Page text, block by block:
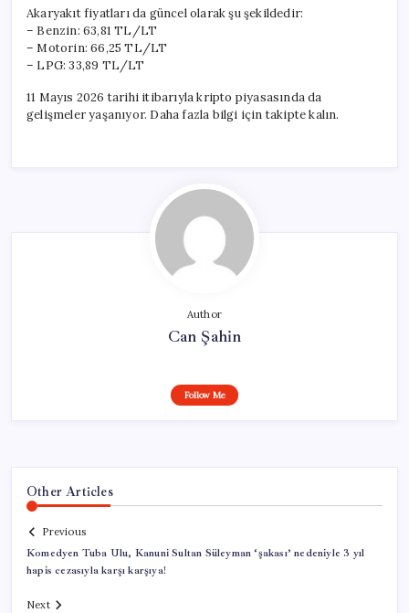
Akaryakıt fiyatları da güncel olarak şu şekildedir:
– Benzin: 63,81 TL/LT
– Motorin: 66,25 TL/LT
– LPG: 33,89 TL/LT
11 Mayıs 2026 tarihi itibarıyla kripto piyasasında da
gelişmeler yaşanıyor. Daha fazla bilgi için takipte kalın.
Author
Can Şahin
Follow Me
Other Articles
Previous
Komedyen Tuba Ulu, Kanuni Sultan Süleyman ‘şakası’ nedeniyle 3 yıl
hapis cezasıyla karşı karşıya!
Next